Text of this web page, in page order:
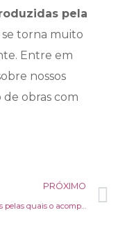
pela
se torna muito
Entre em
nossos
obras com
PRÓXIMO
5 razões pelas quais o acompanhamento de obras com imagens aéreas é essencial